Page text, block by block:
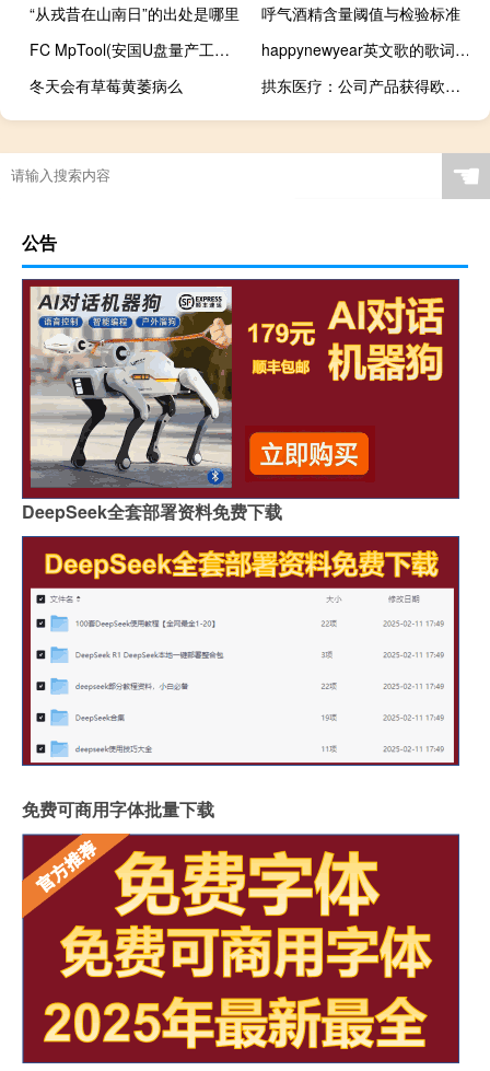
“从戎昔在山南日”的出处是哪里
呼气酒精含量阈值与检验标准
FC MpTool(安国U盘量产工具) V3.0 绿色版（FC MpTool(安国U盘量产工具) V3.0 绿色版功能简介）
happynewyear英文歌的歌词（happynewyear英文歌）
冬天会有草莓黄萎病么
拱东医疗：公司产品获得欧盟MDR认证
☚
公告
DeepSeek全套部署资料免费下载
免费可商用字体批量下载